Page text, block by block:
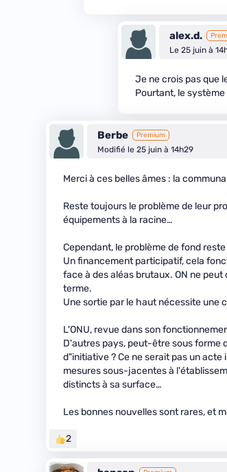
alex.d.
Le 25 juin à
Je ne crois pas que
Pourtant, le
Berbe Premium
Modifié le 25 juin à 14h29
Merci à ces belles âmes : la
Reste toujours le problème de leur
équipements à la racine…
Cependant, le problème de fond
Un financement participatif, cela
face à des aléas brutaux. ON ne
terme.
Une sortie par le haut nécessite une
L'ONU, revue dans son
D'autres pays, peut-être sous forme
d"initiative ? Ce ne serait pas un
mesures sous-jacentes à
distincts à sa surface…
Les bonnes nouvelles sont rares, et
2